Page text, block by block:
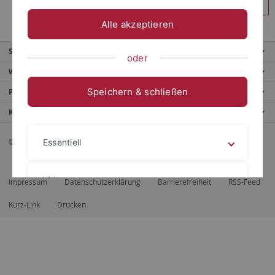
Service
Weitere Angebote
Portale
Kontaktinfo
© 2026 Eberhard Karls Universität Tübingen, Tübingen
Impressum Datenschutzerklärung Barrierefreiheit RSS-Feed
Kurz-Link Drucken
Alle akzeptieren
oder
Speichern & schließen
Essentiell
Videos